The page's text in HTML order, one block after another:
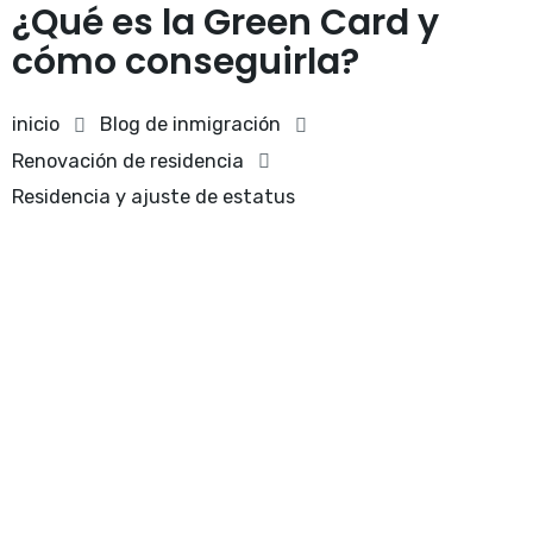
¿Qué es la Green Card y
cómo conseguirla?
inicio
Blog de inmigración
Renovación de residencia
Residencia y ajuste de estatus